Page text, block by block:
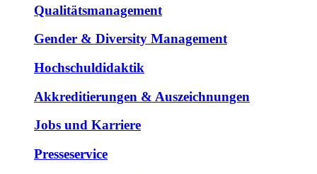
Qualitätsmanagement
Gender & Diversity Management
Hochschuldidaktik
Akkreditierungen & Auszeichnungen
Jobs und Karriere
Presseservice